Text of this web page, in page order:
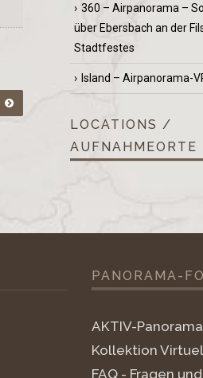
360 – Airpanorama –
über Ebersbach an der
Stadtfestes
Island – Airpanorama-
LOCATIONS /
AUFNAHMEORTE
PANORAMA-
AKTIV-Panorama
Kollektion
FAQ - Fragen